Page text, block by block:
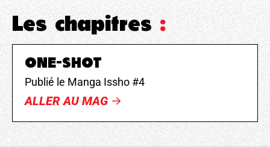
Les chapitres:
ONE-SHOT
Publié le Manga Issho #4
ALLER AU MAG